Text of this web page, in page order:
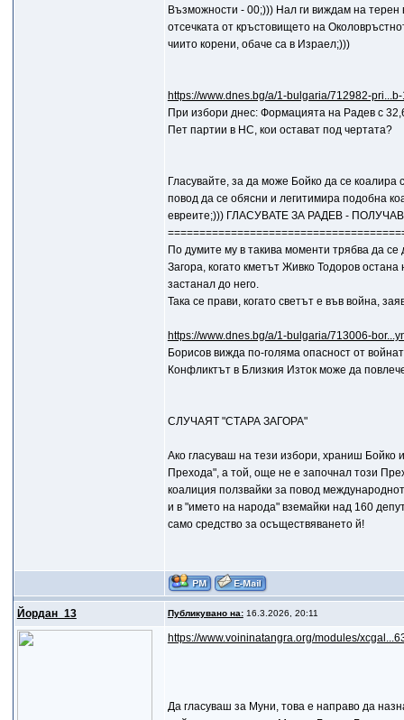
Възможности - 00;))) Нал ги виждам на
отсечката от кръстовището на
чиито корени, обаче са в Израел;)))
https://www.dnes.bg/a/1-bulgaria/712982-
При избори днес: Формацията на Радев с
Пет партии в НС, кои остават под чертата?
Гласувайте, за да може Бойко да се
повод да се обясни и легитимира подобна
евреите;))) ГЛАСУВАТЕ ЗА РАДЕВ -
По думите му в такива моменти трябва да
Загора, когато кметът Живко Тодоров
застанал до него.
Така се прави, когато светът е във война,
https://www.dnes.bg/a/1-bulgaria/713006-
Борисов вижда по-голяма опасност от
Конфликтът в Близкия Изток може да
СЛУЧАЯТ "СТАРА ЗАГОРА"
Ако гласуваш на тези избори, храниш Бойко
Прехода", а той, още не е започнал този
коалиция ползвайки за повод
и в "името на народа" вземайки над 160
само средство за осъществяването й!
Йордан_13 Публикувано на:16.3.2026, 20:11
https://www.voininatangra.org/modules/
Да гласуваш за Муни, това е направо да